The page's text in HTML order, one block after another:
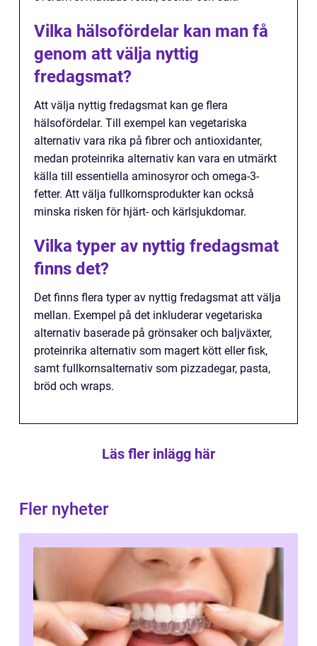
Vilka hälsofördelar kan man få
genom att välja nyttig
fredagsmat?
Att välja nyttig fredagsmat kan ge flera
hälsofördelar. Till exempel kan vegetariska
alternativ vara rika på fibrer och antioxidanter,
medan proteinrika alternativ kan vara en utmärkt
källa till essentiella aminosyror och omega-3-
fetter. Att välja fullkornsprodukter kan också
minska risken för hjärt- och kärlsjukdomar.
Vilka typer av nyttig fredagsmat
finns det?
Det finns flera typer av nyttig fredagsmat att välja
mellan. Exempel på det inkluderar vegetariska
alternativ baserade på grönsaker och baljväxter,
proteinrika alternativ som magert kött eller fisk,
samt fullkornsalternativ som pizzadegar, pasta,
bröd och wraps.
Läs fler inlägg här
Fler nyheter